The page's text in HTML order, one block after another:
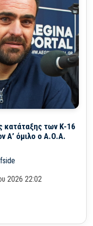
των Κ-16
Α’ όμιλο ο Α.Ο.Α.
2026 22:02